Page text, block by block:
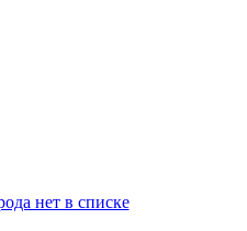
нет в списке